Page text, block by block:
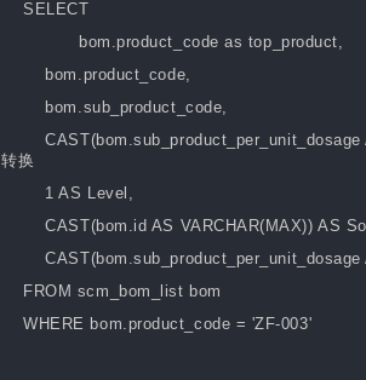
SELECT
bom.product_code as top_product,
bom.product_code,
bom.sub_product_code,
CAST(bom.sub_product_per_unit_dosage
转换
1 AS Level,
CAST(bom.id AS VARCHAR(MAX)) AS
CAST(bom.sub_product_per_unit_dosage
FROM scm_bom_list bom
WHERE bom.product_code = 'ZF-003'